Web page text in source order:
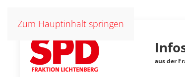
Zum Hauptinhalt springen
aus der